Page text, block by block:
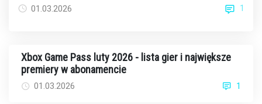
01.03.2026 1
Xbox Game Pass luty 2026 - lista gier i największe
premiery w abonamencie
01.03.2026 1